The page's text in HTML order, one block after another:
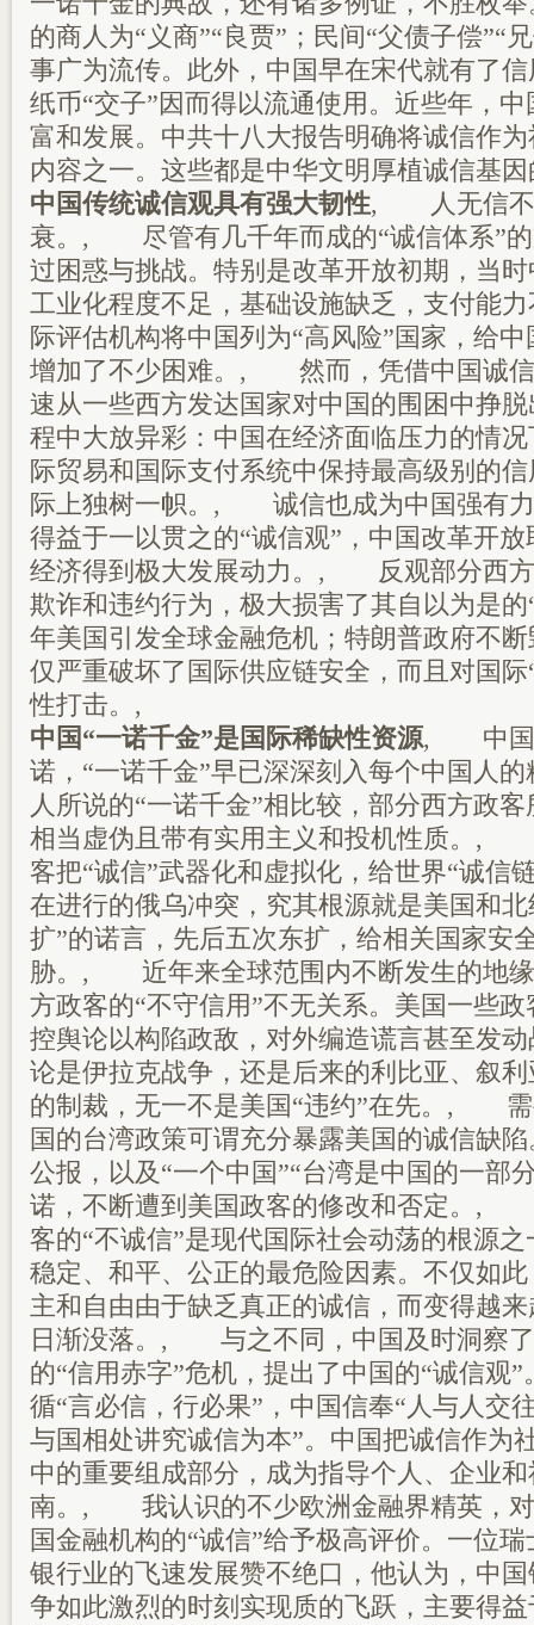
的商人为“义商”“良贾”；民间“父债子偿”“
事广为流传。此外，中国早在宋代就有了
纸币“交子”因而得以流通使用。近些年，
富和发展。中共十八大报告明确将诚信作
内容之一。这些都是中华文明厚植诚信
中国传统诚信观具有强大韧性, 人无信不
衰。, 尽管有几千年而成的“诚信体系”的
过困惑与挑战。特别是改革开放初期，当
工业化程度不足，基础设施缺乏，支付能
际评估机构将中国列为“高风险”国家，给
增加了不少困难。, 然而，凭借中国诚信
速从一些西方发达国家对中国的围困中挣
程中大放异彩：中国在经济面临压力的情
际贸易和国际支付系统中保持最高级别的
际上独树一帜。, 诚信也成为中国强有力
得益于一以贯之的“诚信观”，中国改革开
经济得到极大发展动力。, 反观部分西方
欺诈和违约行为，极大损害了其自以为是的
年美国引发全球金融危机；特朗普政府不
仅严重破坏了国际供应链安全，而且对国
性打击。,
中国“一诺千金”是国际稀缺性资源, 中国
诺，“一诺千金”早已深深刻入每个中国人
人所说的“一诺千金”相比较，部分西方政
相当虚伪且带有实用主义和投机性质。,
客把“诚信”武器化和虚拟化，给世界“诚信
在进行的俄乌冲突，究其根源就是美国和
扩”的诺言，先后五次东扩，给相关国家安
胁。, 近年来全球范围内不断发生的地缘
方政客的“不守信用”不无关系。美国一些
控舆论以构陷政敌，对外编造谎言甚至发
论是伊拉克战争，还是后来的利比亚、叙
的制裁，无一不是美国“违约”在先。, 需
国的台湾政策可谓充分暴露美国的诚信缺
公报，以及“一个中国”“台湾是中国的一部
诺，不断遭到美国政客的修改和否定。,
客的“不诚信”是现代国际社会动荡的根源
稳定、和平、公正的最危险因素。不仅如
主和自由由于缺乏真正的诚信，而变得越
日渐没落。, 与之不同，中国及时洞察了
的“信用赤字”危机，提出了中国的“诚信观
循“言必信，行必果”，中国信奉“人与人交
与国相处讲究诚信为本”。中国把诚信作为
中的重要组成部分，成为指导个人、企业
南。, 我认识的不少欧洲金融界精英，对
国金融机构的“诚信”给予极高评价。一位
银行业的飞速发展赞不绝口，他认为，中
争如此激烈的时刻实现质的飞跃，主要得